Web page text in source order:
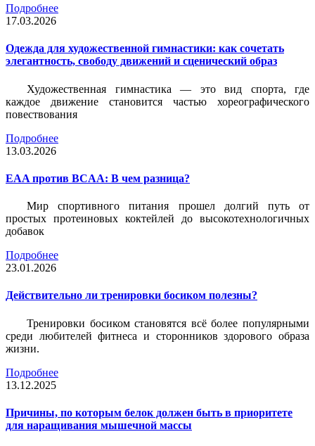
Подробнее
17.03.2026
Одежда для художественной гимнастики: как сочетать
элегантность, свободу движений и сценический образ
Художественная гимнастика — это вид спорта, где
каждое движение становится частью хореографического
повествования
Подробнее
13.03.2026
EAA против BCAA: В чем разница?
Мир спортивного питания прошел долгий путь от
простых протеиновых коктейлей до высокотехнологичных
добавок
Подробнее
23.01.2026
Действительно ли тренировки босиком полезны?
Тренировки босиком становятся всё более популярными
среди любителей фитнеса и сторонников здорового образа
жизни.
Подробнее
13.12.2025
Причины, по которым белок должен быть в приоритете
для наращивания мышечной массы